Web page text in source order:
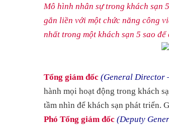
Mô hình nhân sự trong khách sạn
gắn liền với một chức năng công
nhất trong một khách sạn 5 sao để
Tổng giám đốc (General Director
hành mọi hoạt động trong khách
tầm nhìn để khách sạn phát triển.
Phó Tổng giám đốc (Deputy